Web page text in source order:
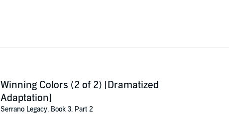
Winning Colors (2 of 2) [Dramatized
Adaptation]
Serrano Legacy, Book 3, Part 2